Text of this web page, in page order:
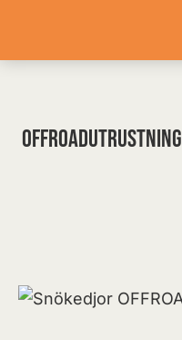
OFFROADUTRUSTNING